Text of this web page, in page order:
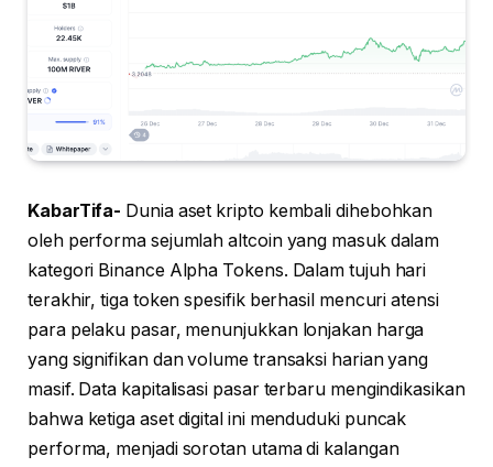
KabarTifa- Dunia aset kripto kembali dihebohkan
oleh performa sejumlah altcoin yang masuk dalam
kategori Binance Alpha Tokens. Dalam tujuh hari
terakhir, tiga token spesifik berhasil mencuri atensi
para pelaku pasar, menunjukkan lonjakan harga
yang signifikan dan volume transaksi harian yang
masif. Data kapitalisasi pasar terbaru mengindikasikan
bahwa ketiga aset digital ini menduduki puncak
performa, menjadi sorotan utama di kalangan